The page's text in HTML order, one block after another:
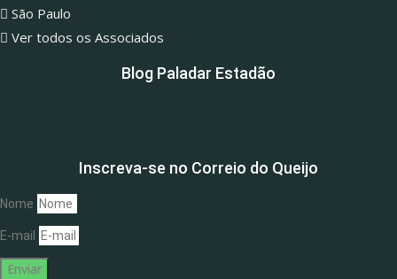
São Paulo
Ver todos os Associados
Blog Paladar Estadão
Inscreva-se no Correio do Queijo
Nome
E-mail
Enviar